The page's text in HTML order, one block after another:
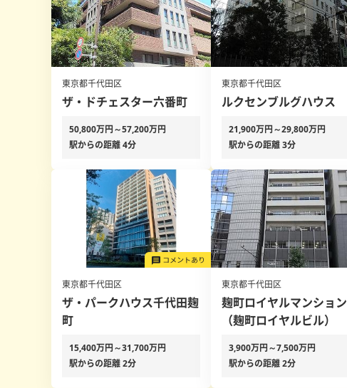
東京都千代田区
ザ・ドチェスター六番町
50,800万円～57,200万円
駅からの距離 4分
東京都千代田区
ルクセンブルグハウス
21,900万円～29,800万円
駅からの距離 3分
東京都千代田区
ザ・パークハウス千代田麹
町
15,400万円～31,700万円
駅からの距離 2分
東京都千代田区
麹町ロイヤルマンション
（麹町ロイヤルビル）
3,900万円～7,500万円
駅からの距離 2分